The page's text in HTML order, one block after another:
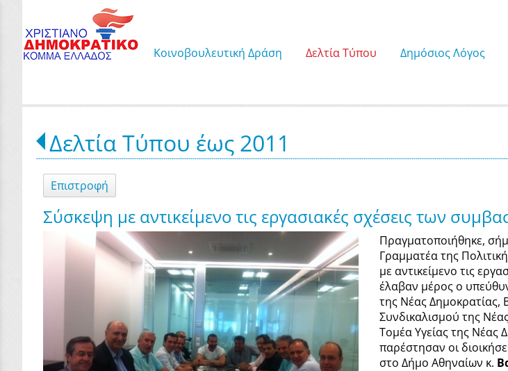
Κοινοβουλευτική Δράση Δελτία Τύπου Δημόσιος Λόγος
Δελτία Τύπου έως 2011
Επιστροφή
Σύσκεψη με αντικείμενο τις εργασιακές σχέσεις των
Πραγματοποιήθηκε,
Γραμματέα της
με αντικείμενο τις
έλαβαν μέρος ο
της Νέας Δημοκρατίας,
Συνδικαλισμού της
Τομέα Υγείας της Νέας
παρέστησαν οι
στο Δήμο Αθηναίων κ.